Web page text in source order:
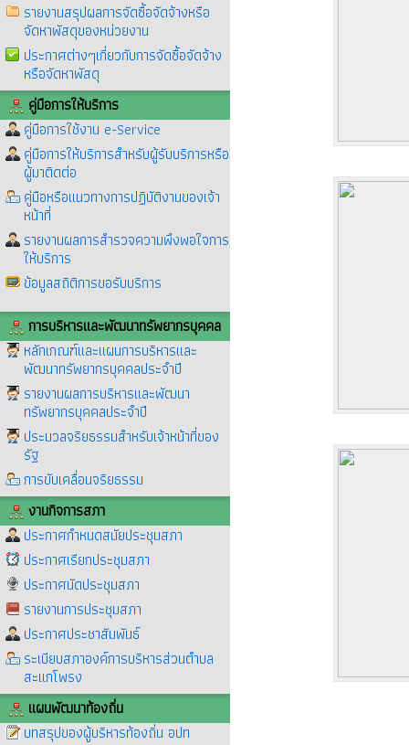
รายงานสรุปผลการจัดซื้อจัดจ้างหรือ
จัดหาพัสดุของหน่วยงาน
ประกาศต่างๆเกี่ยวกับการจัดซื้อจัดจ้าง
หรือจัดหาพัสดุ
คู่มือการให้บริการ
คู่มือการใช้งาน e-Service
คู่มือการให้บริการสำหรับผู้รับบริการหรือ
ผู้มาติดต่อ
คู่มือหรือแนวทางการปฏิบัติงานของเจ้า
หน้าที่
รายงานผลการสำรวจความพึงพอใจการ
ให้บริการ
ข้อมูลสถิติการขอรับบริการ
การบริหารและพัฒนาทรัพยากรบุคคล
หลักเกณฑ์และแผนการบริหารและ
พัฒนาทรัพยากรบุคคลประจำปี
รายงานผลการบริหารและพัฒนา
ทรัพยากรบุคคลประจำปี
ประมวลจริยธรรมสำหรับเจ้าหน้าที่ของ
รัฐ
การขับเคลื่อนจริยธรรม
งานกิจการสภา
ประกาศกำหนดสมัยประชุมสภา
ประกาศเรียกประชุมสภา
ประกาศนัดประชุมสภา
รายงานการประชุมสภา
ประกาศประชาสัมพันธ์
ระเบียบสภาองค์การบริหารส่วนตำบล
สะแกโพรง
แผนพัฒนาท้องถิ่น
บทสรุปของผู้บริหารท้องถิ่น อปท